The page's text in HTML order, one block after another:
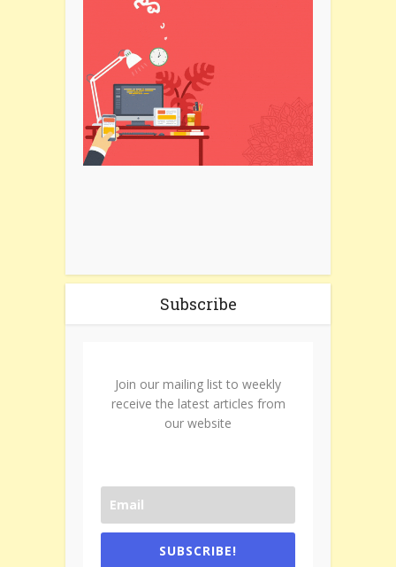
Subscribe
Join our mailing list to weekly
receive the latest articles from
our website
SUBSCRIBE!